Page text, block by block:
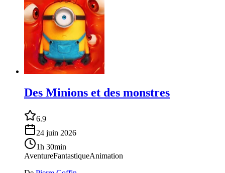
Des Minions et des monstres
6.9
24 juin 2026
1h 30min
AventureFantastiqueAnimation